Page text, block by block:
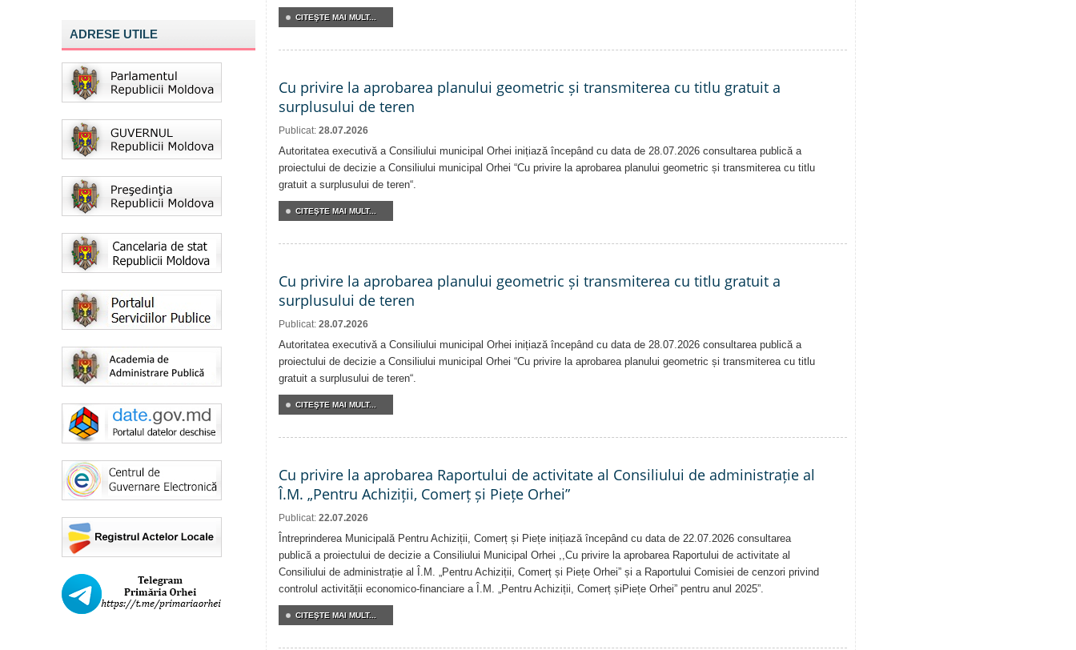
ADRESE UTILE
CITEŞTE MAI MULT...
Cu privire la aprobarea planului geometric și transmiterea cu titlu gratuit a
surplusului de teren
Publicat: 28.07.2026
Autoritatea executivă a Consiliului municipal Orhei inițiază începând cu data de 28.07.2026 consultarea publică a
proiectului de decizie a Consiliului municipal Orhei “Cu privire la aprobarea planului geometric și transmiterea cu titlu
gratuit a surplusului de teren“.
CITEŞTE MAI MULT...
Cu privire la aprobarea planului geometric și transmiterea cu titlu gratuit a
surplusului de teren
Publicat: 28.07.2026
Autoritatea executivă a Consiliului municipal Orhei inițiază începând cu data de 28.07.2026 consultarea publică a
proiectului de decizie a Consiliului municipal Orhei “Cu privire la aprobarea planului geometric și transmiterea cu titlu
gratuit a surplusului de teren“.
CITEŞTE MAI MULT...
Cu privire la aprobarea Raportului de activitate al Consiliului de administrație al
Î.M. „Pentru Achiziții, Comerț și Piețe Orhei”
Publicat: 22.07.2026
Întreprinderea Municipală Pentru Achiziții, Comerț și Piețe inițiază începând cu data de 22.07.2026 consultarea
publică a proiectului de decizie a Consiliului Municipal Orhei ,,Cu privire la aprobarea Raportului de activitate al
Consiliului de administrație al Î.M. „Pentru Achiziții, Comerț și Piețe Orhei” și a Raportului Comisiei de cenzori privind
controlul activității economico-financiare a Î.M. „Pentru Achiziții, Comerț șiPiețe Orhei” pentru anul 2025”.
CITEŞTE MAI MULT...